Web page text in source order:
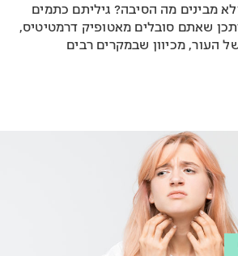
מבינים מה הסיבה? גיליתם כתמים
שאתם סובלים מאטופיק דרמטיטיס,
העור, מכיוון שבמקרים רבים